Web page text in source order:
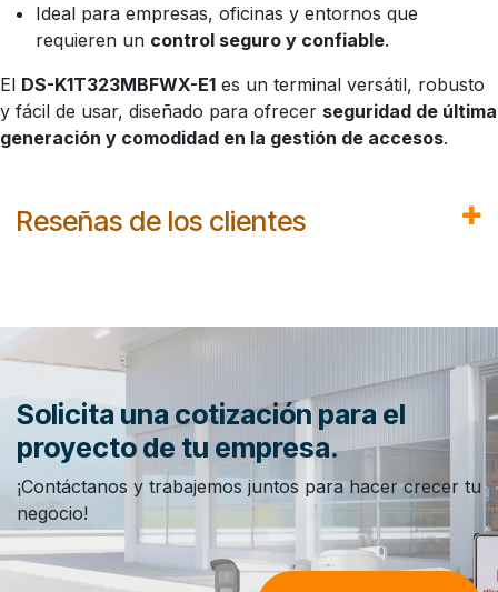
Ideal para empresas, oficinas y entornos que
requieren un control seguro y confiable.
El DS-K1T323MBFWX-E1 es un terminal versátil, robusto
y fácil de usar, diseñado para ofrecer seguridad de última
generación y comodidad en la gestión de accesos.
Reseñas de los clientes
Solicita una cotización para el
proyecto de tu empresa.
¡Contáctanos y trabajemos juntos para hacer crecer tu
negocio!